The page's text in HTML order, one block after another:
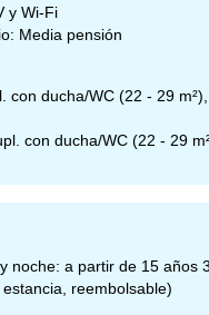
y Wi-Fi
Media pensión
con ducha/WC (22 - 29
con ducha/WC (22 - 29
noche: a partir de 15 años
reembolsable)